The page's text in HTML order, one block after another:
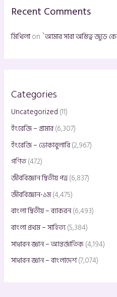
f
Recent Comments
মিথিলাon `আমার সারা অস্তিত্ব জুড়ে
Categories
Uncategorized (11)
ইংরেজি – গ্রামার(6,307)
ইংরেজি – ভোকাবুলারি(2,967)
গণিত(472)
জীববিজ্ঞান দ্বিতীয় পত্র(6,837)
জীববিজ্ঞান-১ম(4,475)
বাংলা দ্বিতীয় – ব্যাকরন(6,493)
বাংলা প্রথম – সাহিত্য(5,384)
সাধারন জ্ঞান – আন্তর্জাতিক(4,194)
সাধারন জ্ঞান – বাংলাদেশ(7,074)